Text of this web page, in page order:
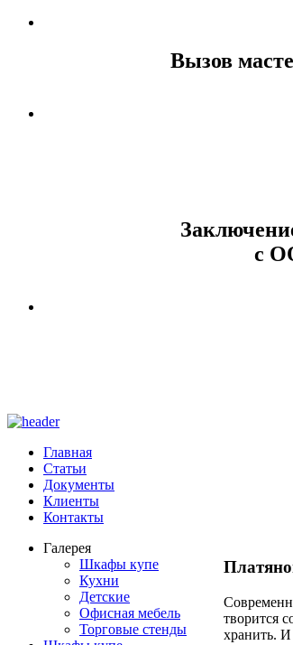
Вызов
с
Главная
Статьи
Документы
Клиенты
Контакты
творится
хранить.
Галерея
Шкафы купе
Кухни
Детские
Офисная мебель
Торговые стенды